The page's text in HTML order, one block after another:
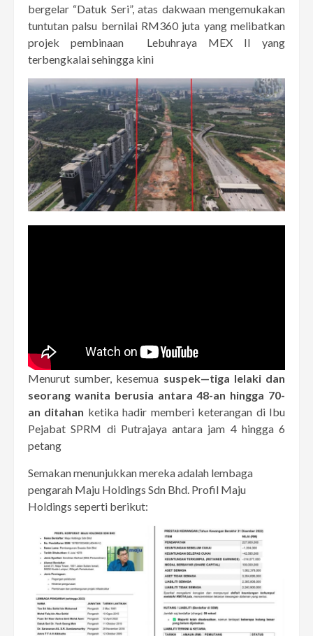
bergelar “Datuk Seri”, atas dakwaan mengemukakan
tuntutan palsu bernilai RM360 juta yang melibatkan
projek pembinaan Lebuhraya MEX II yang
terbengkalai sehingga kini
Menurut sumber, kesemua suspek—tiga lelaki dan
seorang wanita berusia antara 48-an hingga 70-
an ditahan ketika hadir memberi keterangan di Ibu
Pejabat SPRM di Putrajaya antara jam 4 hingga 6
petang
Semakan menunjukkan mereka adalah lembaga
pengarah Maju Holdings Sdn Bhd. Profil Maju
Holdings seperti berikut: